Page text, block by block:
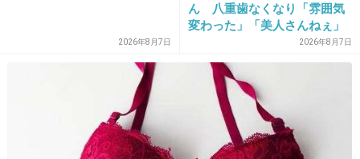
+46
2014/04/10(木) 18:35:24
2026年8月7日
ん 八重歯なくなり「雰囲気
変わった」「美人さんねぇ」
「歯列矯正してるんや」2026年8月7日